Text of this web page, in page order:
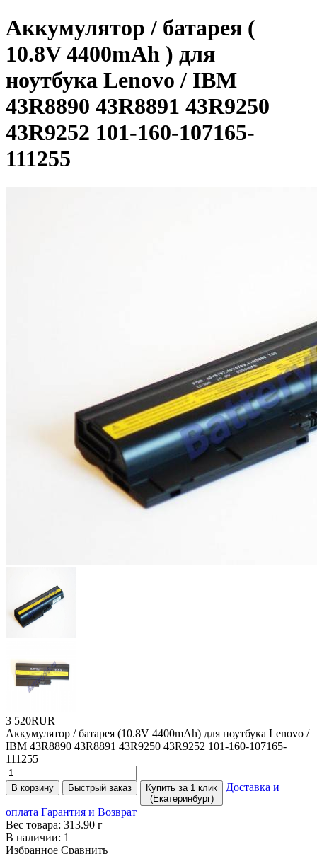
Аккумулятор / батарея (
10.8V 4400mAh ) для
ноутбука Lenovo / IBM
43R8890 43R8891 43R9250
43R9252 101-160-107165-
111255
3 520RUR
Аккумулятор / батарея (10.8V 4400mAh) для ноутбука Lenovo /
IBM 43R8890 43R8891 43R9250 43R9252 101-160-107165-
111255
В корзину Быстрый заказ
Купить за 1 клик
(Екатеринбург)
Доставка и
оплата Гарантия и Возврат
Вес товара: 313.90 г
В наличии: 1
Избранное Сравнить